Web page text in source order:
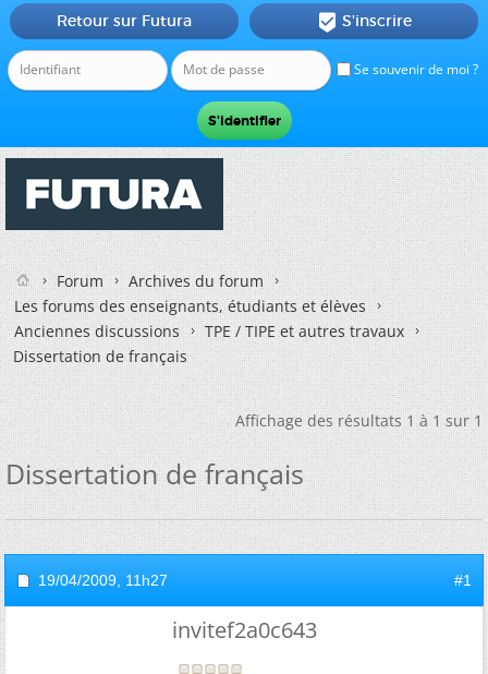
Se souvenir de moi ?
Retour sur Futura  S'inscrire
Forum
Archives du forum
Les forums des enseignants, étudiants et élèves
Anciennes discussions
TPE / TIPE et autres travaux
Dissertation de français
Affichage des résultats 1 à 1 sur 1
Dissertation de français
19/04/2009, 11h27 #1
invitef2a0c643